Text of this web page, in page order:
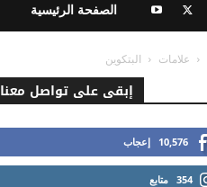
الصفحة الرئيسية
علامات البتكوين
إبقى على تواصل معنا
10,576 إعجاب
354 متابع